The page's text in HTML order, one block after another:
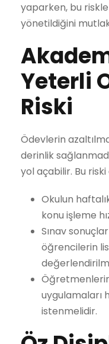
yaparken, bu
yönetildiğini
Yeterli
Riski
Ödevlerin
derinlik
yol açabilir. Bu
Okulun
konu işleme
Sınav
öğrencilerin
Öğretmenlerin
uygulamaları
istenmelidir.